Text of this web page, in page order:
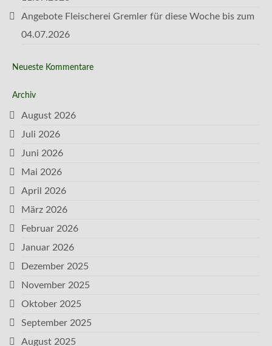
Angebote Fleischerei Gremler für diese Woche bis zum
04.07.2026
Neueste Kommentare
Archiv
August 2026
Juli 2026
Juni 2026
Mai 2026
April 2026
März 2026
Februar 2026
Januar 2026
Dezember 2025
November 2025
Oktober 2025
September 2025
August 2025